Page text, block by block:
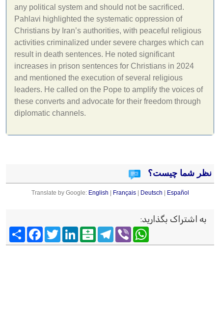
any political system and should not be sacrificed.
Pahlavi highlighted the systematic oppression of
Christians by Iran’s authorities, with peaceful religious
activities criminalized under severe charges which can
result in death sentences. He noted significant
increases in prison sentences for Christians in 2024
and mentioned the execution of several religious
leaders. He called on the Pope to amplify the voices of
these converts and advocate for their freedom through
diplomatic channels.
نظر شما چیست؟
Translate by Google: English | Français| Deutsch | Español
به اشتراک بگذارید:
FacebookTwitter
LinkedInBalatarin
TelegramViber
WhatsApp